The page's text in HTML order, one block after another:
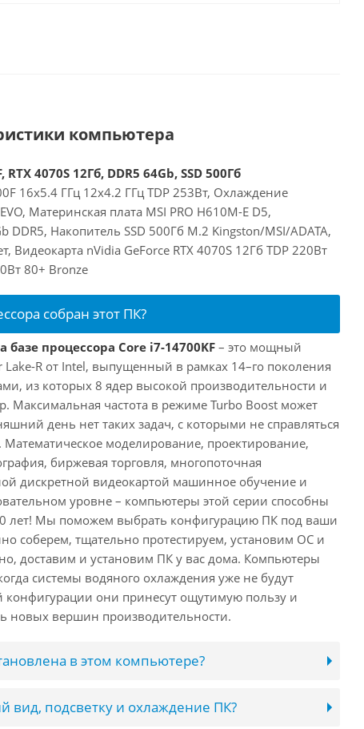
компьютера
4070S 12Гб, DDR5 64Gb, SSD 500Гб
16x5.4 ГГц 12x4.2 ГГц TDP 253Вт, Охлаждение
Материнская плата MSI PRO H610M-E D5,
DDR5, Накопитель SSD 500Гб M.2 Kingston/MSI/ADATA,
Видеокарта nVidia GeForce RTX 4070S 12Гб TDP 220Вт
80+ Bronze
собран этот ПК?
процессора Core i7-14700KF – это мощный
Lake-R от Intel, выпущенный в рамках 14–го поколения
из которых 8 ядер высокой производительности и
Максимальная частота в режиме Turbo Boost может
день нет таких задач, с которыми не справляться
моделирование, проектирование,
биржевая торговля, многопоточная
дискретной видеокартой машинное обучение и
уровне – компьютеры этой серии способны
лет! Мы поможем выбрать конфигурацию ПК под ваши
соберем, тщательно протестируем, установим ОС и
доставим и установим ПК у вас дома. Компьютеры
системы водяного охлаждения уже не будут
конфигурации они принесут ощутимую пользу и
новых вершин производительности.
в этом компьютере?
вид, подсветку и охлаждение ПК?